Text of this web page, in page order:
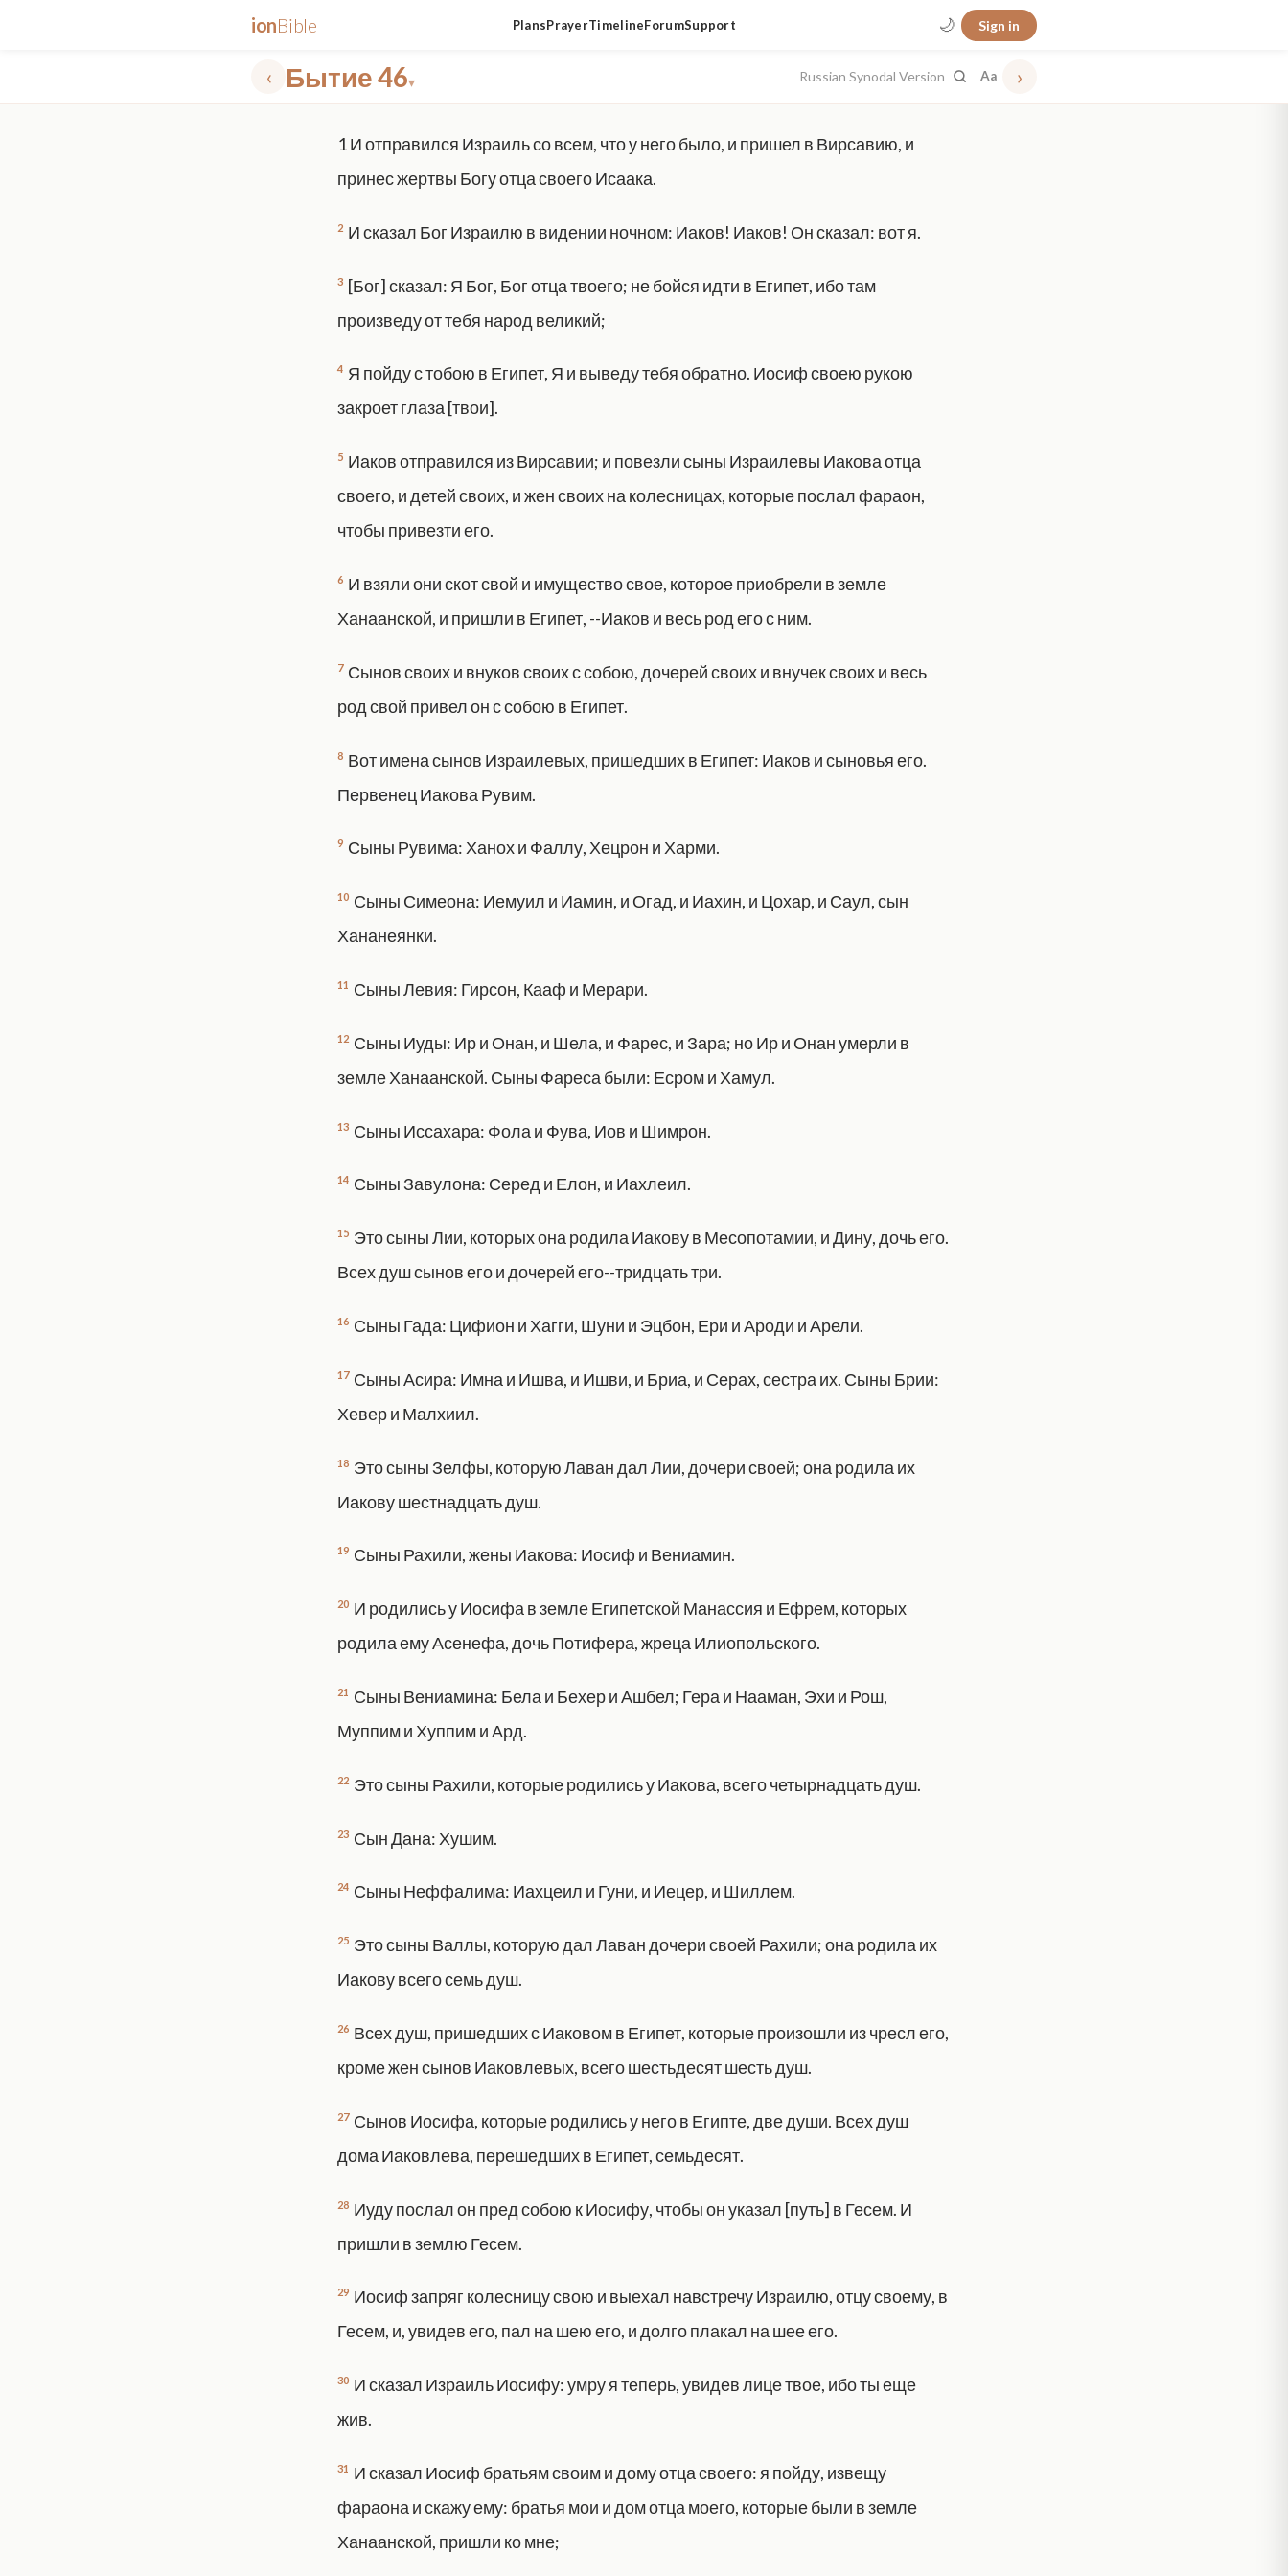
ionBible PlansPrayerTimelineForumSupport 🌙 Sign in
‹ Бытие 46▾ Russian Synodal Version Aa ›
1И отправился Израиль со всем, что у него было, и пришел в Вирсавию, и
принес жертвы Богу отца своего Исаака.
2 И сказал Бог Израилю в видении ночном: Иаков! Иаков! Он сказал: вот я.
3 [Бог] сказал: Я Бог, Бог отца твоего; не бойся идти в Египет, ибо там
произведу от тебя народ великий;
4 Я пойду с тобою в Египет, Я и выведу тебя обратно. Иосиф своею рукою
закроет глаза [твои].
5 Иаков отправился из Вирсавии; и повезли сыны Израилевы Иакова отца
своего, и детей своих, и жен своих на колесницах, которые послал фараон,
чтобы привезти его.
6 И взяли они скот свой и имущество свое, которое приобрели в земле
Ханаанской, и пришли в Египет, --Иаков и весь род его с ним.
7 Сынов своих и внуков своих с собою, дочерей своих и внучек своих и весь
род свой привел он с собою в Египет.
8 Вот имена сынов Израилевых, пришедших в Египет: Иаков и сыновья его.
Первенец Иакова Рувим.
9 Сыны Рувима: Ханох и Фаллу, Хецрон и Харми.
10 Сыны Симеона: Иемуил и Иамин, и Огад, и Иахин, и Цохар, и Саул, сын
Хананеянки.
11 Сыны Левия: Гирсон, Кааф и Мерари.
12 Сыны Иуды: Ир и Онан, и Шела, и Фарес, и Зара; но Ир и Онан умерли в
земле Ханаанской. Сыны Фареса были: Есром и Хамул.
13 Сыны Иссахара: Фола и Фува, Иов и Шимрон.
14 Сыны Завулона: Серед и Елон, и Иахлеил.
15 Это сыны Лии, которых она родила Иакову в Месопотамии, и Дину, дочь его.
Всех душ сынов его и дочерей его--тридцать три.
16 Сыны Гада: Цифион и Хагги, Шуни и Эцбон, Ери и Ароди и Арели.
17 Сыны Асира: Имна и Ишва, и Ишви, и Бриа, и Серах, сестра их. Сыны Брии:
Хевер и Малхиил.
18 Это сыны Зелфы, которую Лаван дал Лии, дочери своей; она родила их
Иакову шестнадцать душ.
19 Сыны Рахили, жены Иакова: Иосиф и Вениамин.
20 И родились у Иосифа в земле Египетской Манассия и Ефрем, которых
родила ему Асенефа, дочь Потифера, жреца Илиопольского.
21 Сыны Вениамина: Бела и Бехер и Ашбел; Гера и Нааман, Эхи и Рош,
Муппим и Хуппим и Ард.
22 Это сыны Рахили, которые родились у Иакова, всего четырнадцать душ.
23 Сын Дана: Хушим.
24 Сыны Неффалима: Иахцеил и Гуни, и Иецер, и Шиллем.
25 Это сыны Валлы, которую дал Лаван дочери своей Рахили; она родила их
Иакову всего семь душ.
26 Всех душ, пришедших с Иаковом в Египет, которые произошли из чресл его,
кроме жен сынов Иаковлевых, всего шестьдесят шесть душ.
27 Сынов Иосифа, которые родились у него в Египте, две души. Всех душ
дома Иаковлева, перешедших в Египет, семьдесят.
28 Иуду послал он пред собою к Иосифу, чтобы он указал [путь] в Гесем. И
пришли в землю Гесем.
29 Иосиф запряг колесницу свою и выехал навстречу Израилю, отцу своему, в
Гесем, и, увидев его, пал на шею его, и долго плакал на шее его.
30 И сказал Израиль Иосифу: умру я теперь, увидев лице твое, ибо ты еще
жив.
31 И сказал Иосиф братьям своим и дому отца своего: я пойду, извещу
фараона и скажу ему: братья мои и дом отца моего, которые были в земле
Ханаанской, пришли ко мне;